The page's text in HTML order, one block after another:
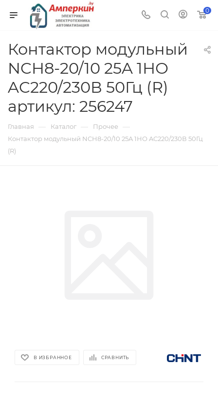
0
Контактор модульный
NCH8-20/10 25A 1НО
AC220/230В 50Гц (R)
артикул: 256247
Главная — Каталог — Прочее —
Контактор модульный NCH8-20/10 25A 1НО AC220/230В 50Гц
(R)
В ИЗБРАННОЕ СРАВНИТЬ